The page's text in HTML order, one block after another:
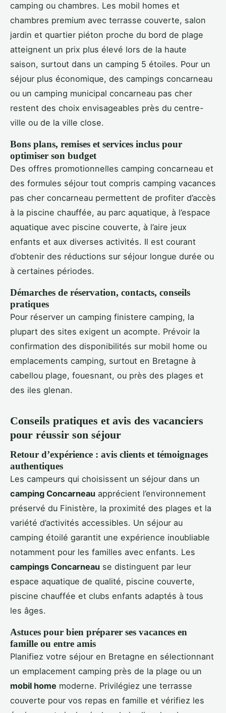
camping ou chambres. Les mobil homes et
chambres premium avec terrasse couverte, salon
jardin et quartier piéton proche du bord de plage
atteignent un prix plus élevé lors de la haute
saison, surtout dans un camping 5 étoiles. Pour un
séjour plus économique, des campings concarneau
ou un camping municipal concarneau pas cher
restent des choix envisageables près du centre-
ville ou de la ville close.
Bons plans, remises et services inclus pour
optimiser son budget
Des offres promotionnelles camping concarneau et
des formules séjour tout compris camping vacances
pas cher concarneau permettent de profiter d’accès
à la piscine chauffée, au parc aquatique, à l’espace
aquatique avec piscine couverte, à l’aire jeux
enfants et aux diverses activités. Il est courant
d’obtenir des réductions sur séjour longue durée ou
à certaines périodes.
Démarches de réservation, contacts, conseils
pratiques
Pour réserver un camping finistere camping, la
plupart des sites exigent un acompte. Prévoir la
confirmation des disponibilités sur mobil home ou
emplacements camping, surtout en Bretagne à
cabellou plage, fouesnant, ou près des plages et
des iles glenan.
Conseils pratiques et avis des vacanciers
pour réussir son séjour
Retour d’expérience : avis clients et témoignages
authentiques
Les campeurs qui choisissent un séjour dans un
camping Concarneau apprécient l’environnement
préservé du Finistère, la proximité des plages et la
variété d’activités accessibles. Un séjour au
camping étoilé garantit une expérience inoubliable
notamment pour les familles avec enfants. Les
campings Concarneau se distinguent par leur
espace aquatique de qualité, piscine couverte,
piscine chauffée et clubs enfants adaptés à tous
les âges.
Astuces pour bien préparer ses vacances en
famille ou entre amis
Planifiez votre séjour en Bretagne en sélectionnant
un emplacement camping près de la plage ou un
mobil home moderne. Privilégiez une terrasse
couverte pour vos repas en famille et vérifiez les